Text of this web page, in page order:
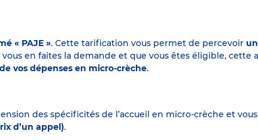
« PAJE ». Cette tarification vous permet de percevoir
en faites la demande et que vous êtes éligible, cette
de vos dépenses en micro-crèche.
des spécificités de l’accueil en micro-crèche et
d’un appel).